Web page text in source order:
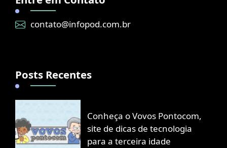
contato@infopod.com.br
Posts Recentes
Conheça o Vovos Pontocom,
site de dicas de tecnologia
para a terceira idade